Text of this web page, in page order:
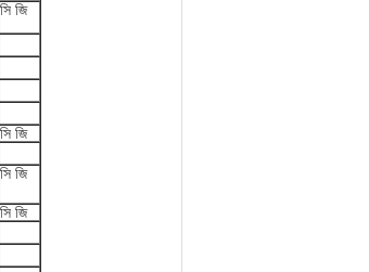
সি জি
সি জি
সি জি
সি জি